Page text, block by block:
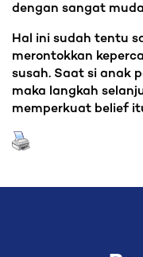
dengan sangat
Hal ini sudah tentu
merontokkan
susah. Saat si anak
maka langkah
memperkuat belief